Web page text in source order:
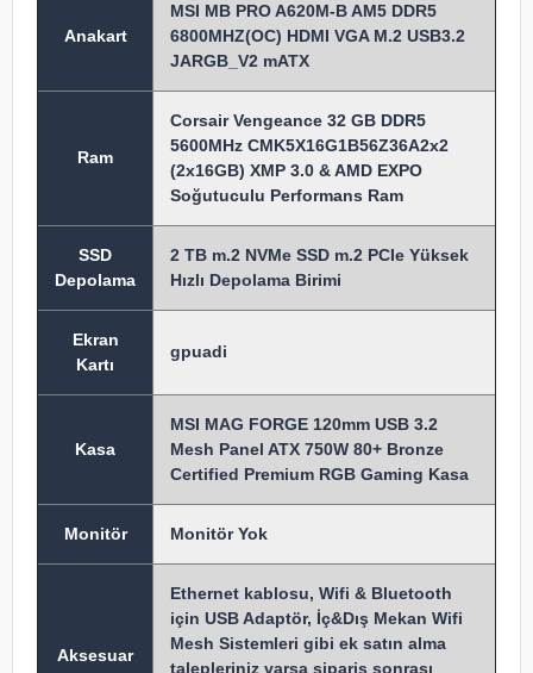
Anakart
MSI MB PRO A620M-B AM5 DDR5
6800MHZ(OC) HDMI VGA M.2 USB3.2
JARGB_V2 mATX
Ram
Corsair Vengeance 32 GB DDR5
5600MHz CMK5X16G1B56Z36A2x2
(2x16GB) XMP 3.0 & AMD EXPO
Soğutuculu Performans Ram
SSD
Depolama
2 TB m.2 NVMe SSD m.2 PCIe Yüksek
Hızlı Depolama Birimi
Ekran
Kartı
gpuadi
Kasa
MSI MAG FORGE 120mm USB 3.2
Mesh Panel ATX 750W 80+ Bronze
Certified Premium RGB Gaming Kasa
Monitör Monitör Yok
Aksesuar
Ethernet kablosu, Wifi & Bluetooth
için USB Adaptör, İç&Dış Mekan Wifi
Mesh Sistemleri gibi ek satın alma
talepleriniz varsa sipariş sonrası